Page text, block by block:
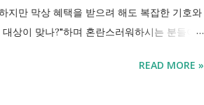
지만 막상 혜택을 받으려 해도 복잡한 기호와
상이 맞나?"하며 혼란스러워하시는 분들이
90%에서 최대 95%까지 국가가 대신 부담해
READ MORE »